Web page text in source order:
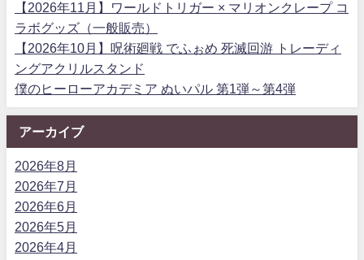
【2026年11月】ワールドトリガー × マリオンクレープ コ
ラボグッズ（一般販売）
【2026年10月】呪術廻戦 でふぉめ 死滅回游 トレーディ
ングアクリルスタンド
僕のヒーローアカデミア ぬいパル 第1弾～第4弾
アーカイブ
2026年8月
2026年7月
2026年6月
2026年5月
2026年4月